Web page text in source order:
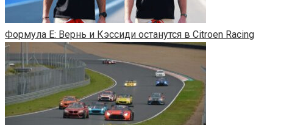
Формула Е: Вернь и Кэссиди останутся в Citroen Racing